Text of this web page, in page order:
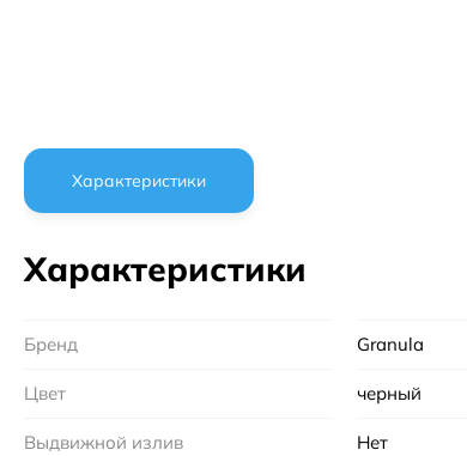
Характеристики
Характеристики
Бренд Granula
Цвет черный
Выдвижной излив Нет